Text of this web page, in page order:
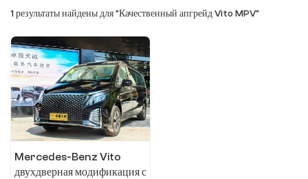
1 результаты найдены для "Качественный апгрейд Vito MPV"
Mercedes-Benz Vito
двухдверная модификация с